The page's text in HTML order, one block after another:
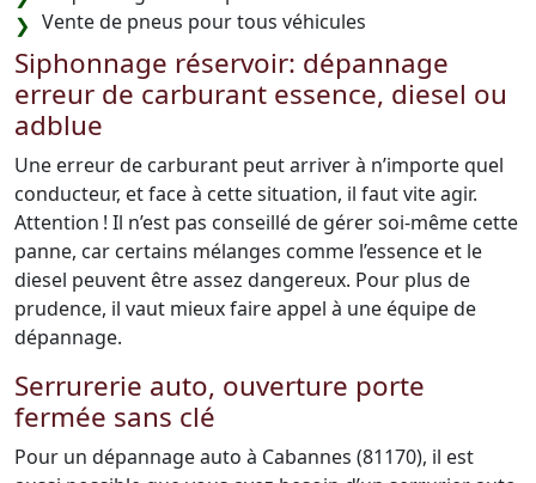
Vente de pneus pour tous véhicules
Siphonnage réservoir: dépannage
erreur de carburant essence, diesel ou
adblue
Une erreur de carburant peut arriver à n’importe quel
conducteur, et face à cette situation, il faut vite agir.
Attention ! Il n’est pas conseillé de gérer soi-même cette
panne, car certains mélanges comme l’essence et le
diesel peuvent être assez dangereux. Pour plus de
prudence, il vaut mieux faire appel à une équipe de
dépannage.
Serrurerie auto, ouverture porte
fermée sans clé
Pour un dépannage auto à Cabannes (81170), il est